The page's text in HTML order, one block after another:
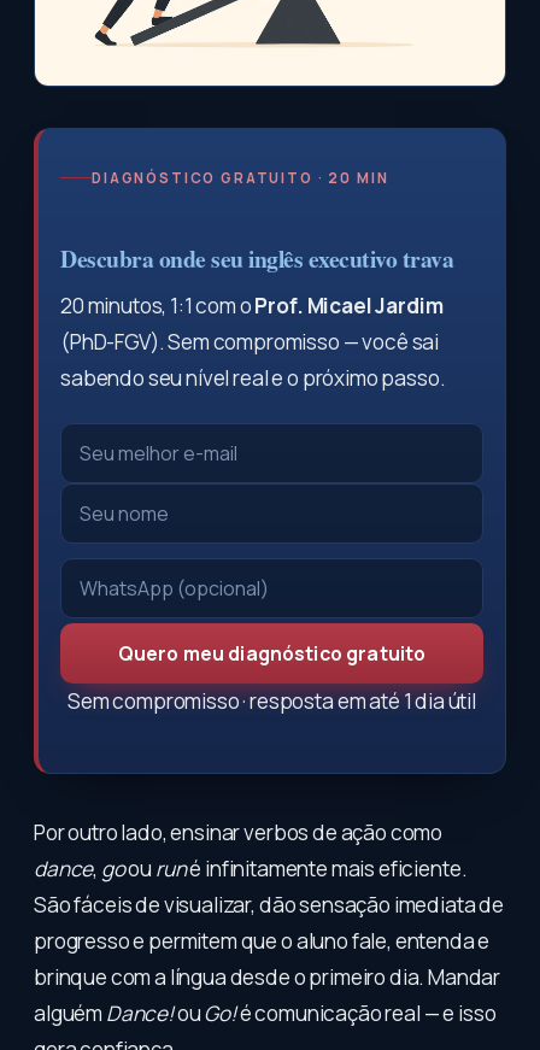
DIAGNÓSTICO GRATUITO · 20 MIN
Descubra onde seu inglês executivo trava
20 minutos, 1:1 com oProf. Micael Jardim
(PhD-FGV). Sem compromisso — você sai
sabendo seu nível real e o próximo passo.
Quero meu diagnóstico gratuito
Sem compromisso · resposta em até 1 dia útil
Por outro lado, ensinar verbos de ação como
dance, goou runé infinitamente mais eficiente.
São fáceis de visualizar, dão sensação imediata de
progresso e permitem que o aluno fale, entenda e
brinque com a língua desde o primeiro dia. Mandar
alguém Dance!ouGo!é comunicação real — e isso